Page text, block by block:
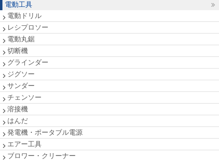
電動工具
電動ドリル
レシプロソー
電動丸鋸
切断機
グラインダー
ジグソー
サンダー
チェンソー
溶接機
はんだ
発電機・ポータブル電源
エアー工具
ブロワー・クリーナー